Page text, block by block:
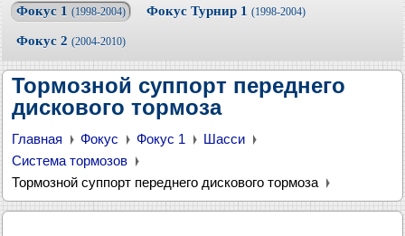
Фокус 1 (1998-2004) Фокус Турнир 1 (1998-2004)
Фокус 2 (2004-2010)
Тормозной суппорт переднего
дискового тормоза
Главная Фокус Фокус 1
Шасси
Система тормозов
Тормозной суппорт переднего дискового тормоза